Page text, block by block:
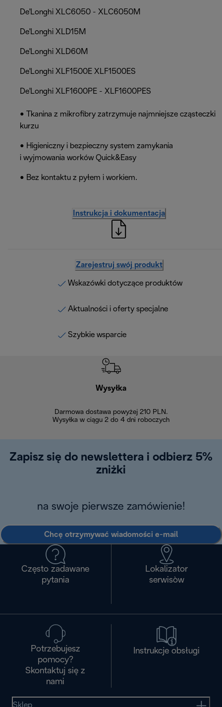
De'Longhi XLC6050 - XLC6050M
De'Longhi XLD15M
De'Longhi XLD60M
De'Longhi XLF1500E XLF1500ES
De'Longhi XLF1600PE - XLF1600PES
• Tkanina z mikrofibry zatrzymuje najmniejsze cząsteczki
kurzu
• Higieniczny i bezpieczny system zamykania
i wyjmowania worków Quick&Easy
• Bez kontaktu z pyłem i workiem.
Instrukcja i dokumentacja
Zarejestruj swój produkt
Wskazówki dotyczące produktów
Aktualności i oferty specjalne
Szybkie wsparcie
Wysyłka
Darmowa dostawa powyżej 210 PLN.
Wysyłka w ciągu 2 do 4 dni roboczych
Zapisz się do newslettera i odbierz 5%
zniżki
na swoje pierwsze zamówienie!
Chcę otrzymywać wiadomości e-mail
Często zadawane
pytania
Lokalizator
serwisòw
Potrzebujesz
pomocy?
Skontaktuj się z
nami
Instrukcje obsługi
Sklep